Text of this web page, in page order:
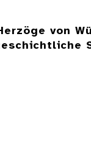
von